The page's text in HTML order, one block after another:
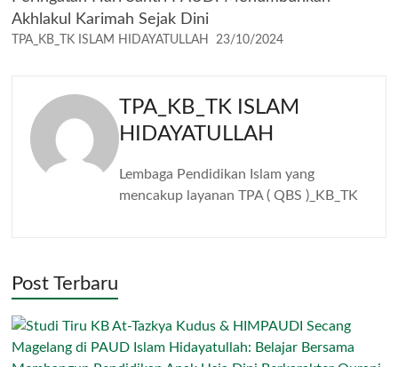
Akhlakul Karimah Sejak Dini
TPA_KB_TK ISLAM HIDAYATULLAH 23/10/2024
TPA_KB_TK ISLAM
HIDAYATULLAH
Lembaga Pendidikan Islam yang
mencakup layanan TPA ( QBS )_KB_TK
Post Terbaru